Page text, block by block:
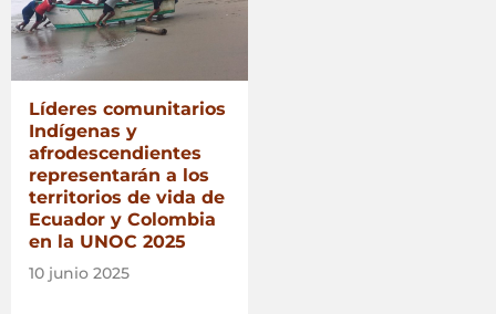
Líderes comunitarios
Indígenas y
afrodescendientes
representarán a los
territorios de vida de
Ecuador y Colombia
en la UNOC 2025
10 junio 2025